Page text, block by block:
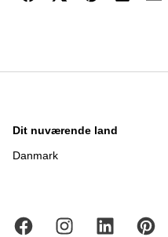
Dit nuværende land
Danmark